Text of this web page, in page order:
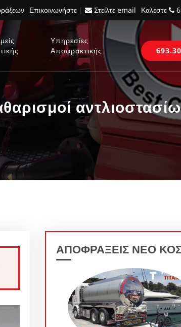
Επικοινωνήστε | Στείλτε email Καλέστε
Υπηρεσίες
Αποφρακτικής
ΑΠΟΦΡΑΞΕΙΣ ΝΕΟ